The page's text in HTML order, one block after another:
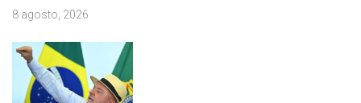
8 agosto, 2026